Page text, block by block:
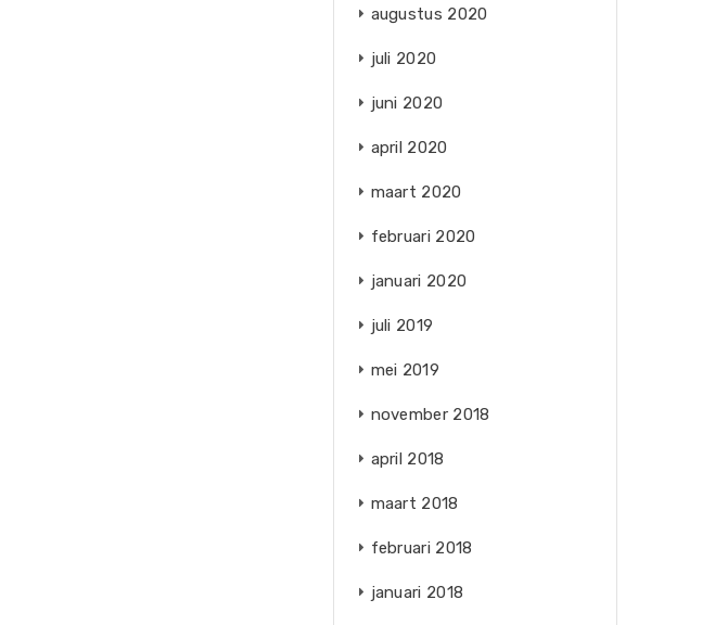
augustus 2020
juli 2020
juni 2020
april 2020
maart 2020
februari 2020
januari 2020
juli 2019
mei 2019
november 2018
april 2018
maart 2018
februari 2018
januari 2018